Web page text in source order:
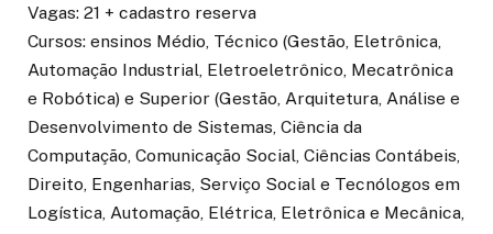
Vagas: 21 + cadastro reserva
Cursos: ensinos Médio, Técnico (Gestão, Eletrônica,
Automação Industrial, Eletroeletrônico, Mecatrônica
e Robótica) e Superior (Gestão, Arquitetura, Análise e
Desenvolvimento de Sistemas, Ciência da
Computação, Comunicação Social, Ciências Contábeis,
Direito, Engenharias, Serviço Social e Tecnólogos em
Logística, Automação, Elétrica, Eletrônica e Mecânica,